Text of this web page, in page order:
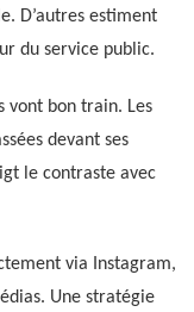
D’autres estiment
du service public.
vont bon train. Les
devant ses
le contraste avec
via Instagram,
Une stratégie